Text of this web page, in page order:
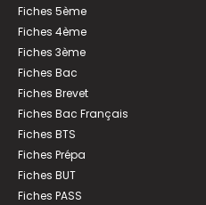
Fiches 5ème
Fiches 4ème
Fiches 3ème
Fiches Bac
Fiches Brevet
Fiches Bac Français
Fiches BTS
Fiches Prépa
Fiches BUT
Fiches PASS